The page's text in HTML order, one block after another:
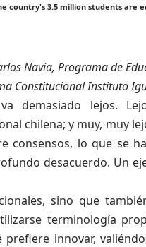
3.5 million students are
Navia, Programa de
Constitucional Instituto
demasiado lejos.
chilena; y muy, muy
consensos, lo que se
desacuerdo. Un
sino que
terminología
prefiere innovar,